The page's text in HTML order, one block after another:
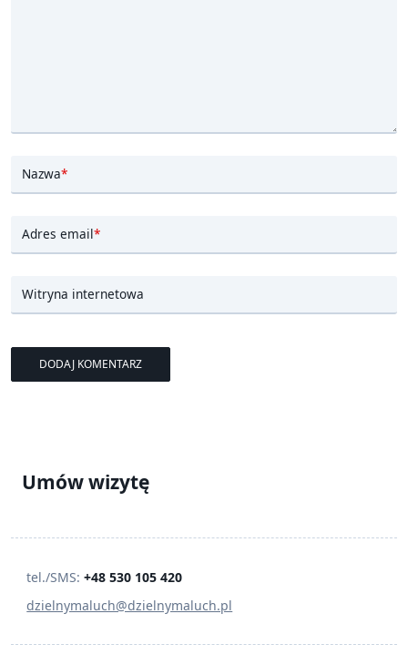
Nazwa*
Adres email*
Witryna internetowa
Umów wizytę
tel./SMS:+48 530 105 420
dzielnymaluch@dzielnymaluch.pl